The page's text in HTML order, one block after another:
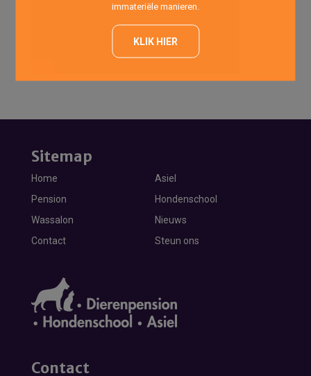
immateriële manieren.
KLIK HIER
Sitemap
Home
Asiel
Pension
Hondenschool
Wassalon
Nieuws
Contact
Steun ons
Contact